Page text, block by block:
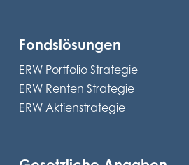
Fondslösungen
ERW Portfolio Strategie
ERW Renten Strategie
ERW Aktienstrategie